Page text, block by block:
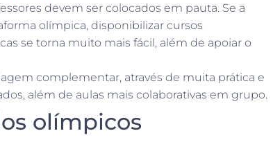
devem ser colocados em pauta. Se a
olímpica, disponibilizar cursos
se torna muito mais fácil, além de apoiar o
complementar, através de muita prática e
além de aulas mais colaborativas em grupo.
olímpicos